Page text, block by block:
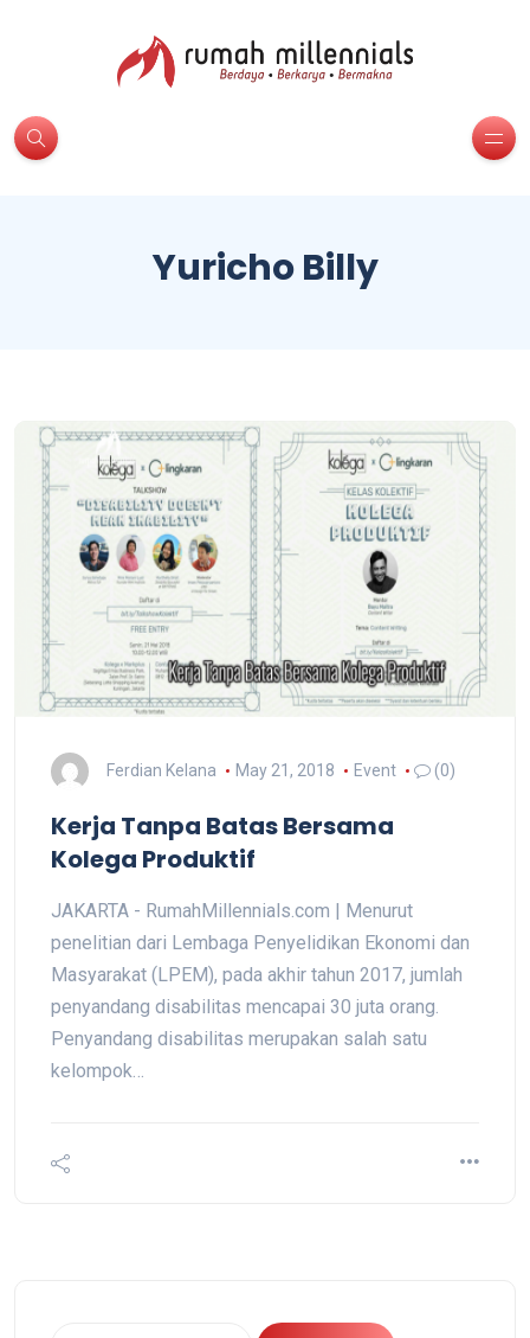
Yuricho Billy
Ferdian Kelana May 21, 2018 Event (0)
Kerja Tanpa Batas Bersama
Kolega Produktif
JAKARTA - RumahMillennials.com | Menurut
penelitian dari Lembaga Penyelidikan Ekonomi dan
Masyarakat (LPEM), pada akhir tahun 2017, jumlah
penyandang disabilitas mencapai 30 juta orang.
Penyandang disabilitas merupakan salah satu
kelompok…